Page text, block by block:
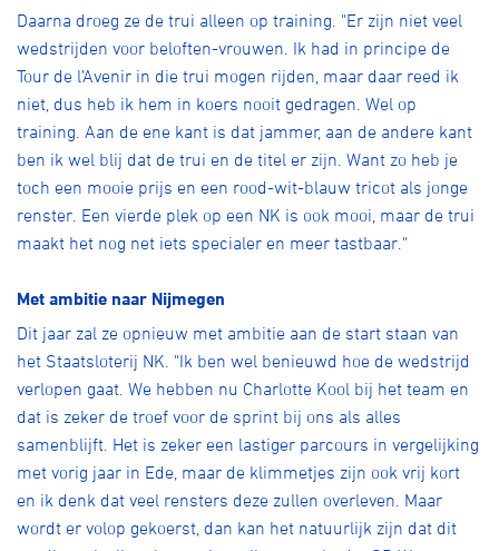
Daarna droeg ze de trui alleen op training. "Er zijn niet veel
wedstrijden voor beloften-vrouwen. Ik had in principe de
Tour de l’Avenir in die trui mogen rijden, maar daar reed ik
niet, dus heb ik hem in koers nooit gedragen. Wel op
training. Aan de ene kant is dat jammer, aan de andere kant
ben ik wel blij dat de trui en de titel er zijn. Want zo heb je
toch een mooie prijs en een rood-wit-blauw tricot als jonge
renster. Een vierde plek op een NK is ook mooi, maar de trui
maakt het nog net iets specialer en meer tastbaar."
Met ambitie naar Nijmegen
Dit jaar zal ze opnieuw met ambitie aan de start staan van
het Staatsloterij NK. "Ik ben wel benieuwd hoe de wedstrijd
verlopen gaat. We hebben nu Charlotte Kool bij het team en
dat is zeker de troef voor de sprint bij ons als alles
samenblijft. Het is zeker een lastiger parcours in vergelijking
met vorig jaar in Ede, maar de klimmetjes zijn ook vrij kort
en ik denk dat veel rensters deze zullen overleven. Maar
wordt er volop gekoerst, dan kan het natuurlijk zijn dat dit